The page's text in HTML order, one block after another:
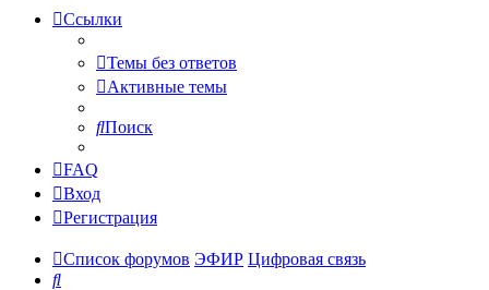
Ссылки
Темы без ответов
Активные темы
Поиск
FAQ
Вход
Регистрация
Список форумов ЭФИР Цифровая связь
Поиск